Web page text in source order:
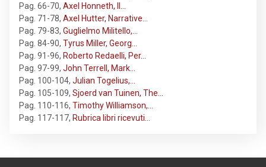
Pag. 66-70, Axel Honneth, Il…
Pag. 71-78, Axel Hutter, Narrative…
Pag. 79-83, Guglielmo Militello,…
Pag. 84-90, Tyrus Miller, Georg…
Pag. 91-96, Roberto Redaelli, Per…
Pag. 97-99, John Terrell, Mark…
Pag. 100-104, Julian Togelius,…
Pag. 105-109, Sjoerd van Tuinen, The…
Pag. 110-116, Timothy Williamson,…
Pag. 117-117, Rubrica libri ricevuti…